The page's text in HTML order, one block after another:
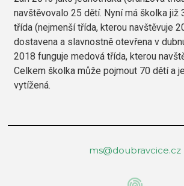
navštěvovalo 25 dětí. Nyní má školka již
třída (nejmenší třída, kterou navštěvuje
dostavena a slavnostně otevřena v
2018 funguje medová třída, kterou
Celkem školka může pojmout 70 dětí a
vytížená.
ms@doubravcice.cz